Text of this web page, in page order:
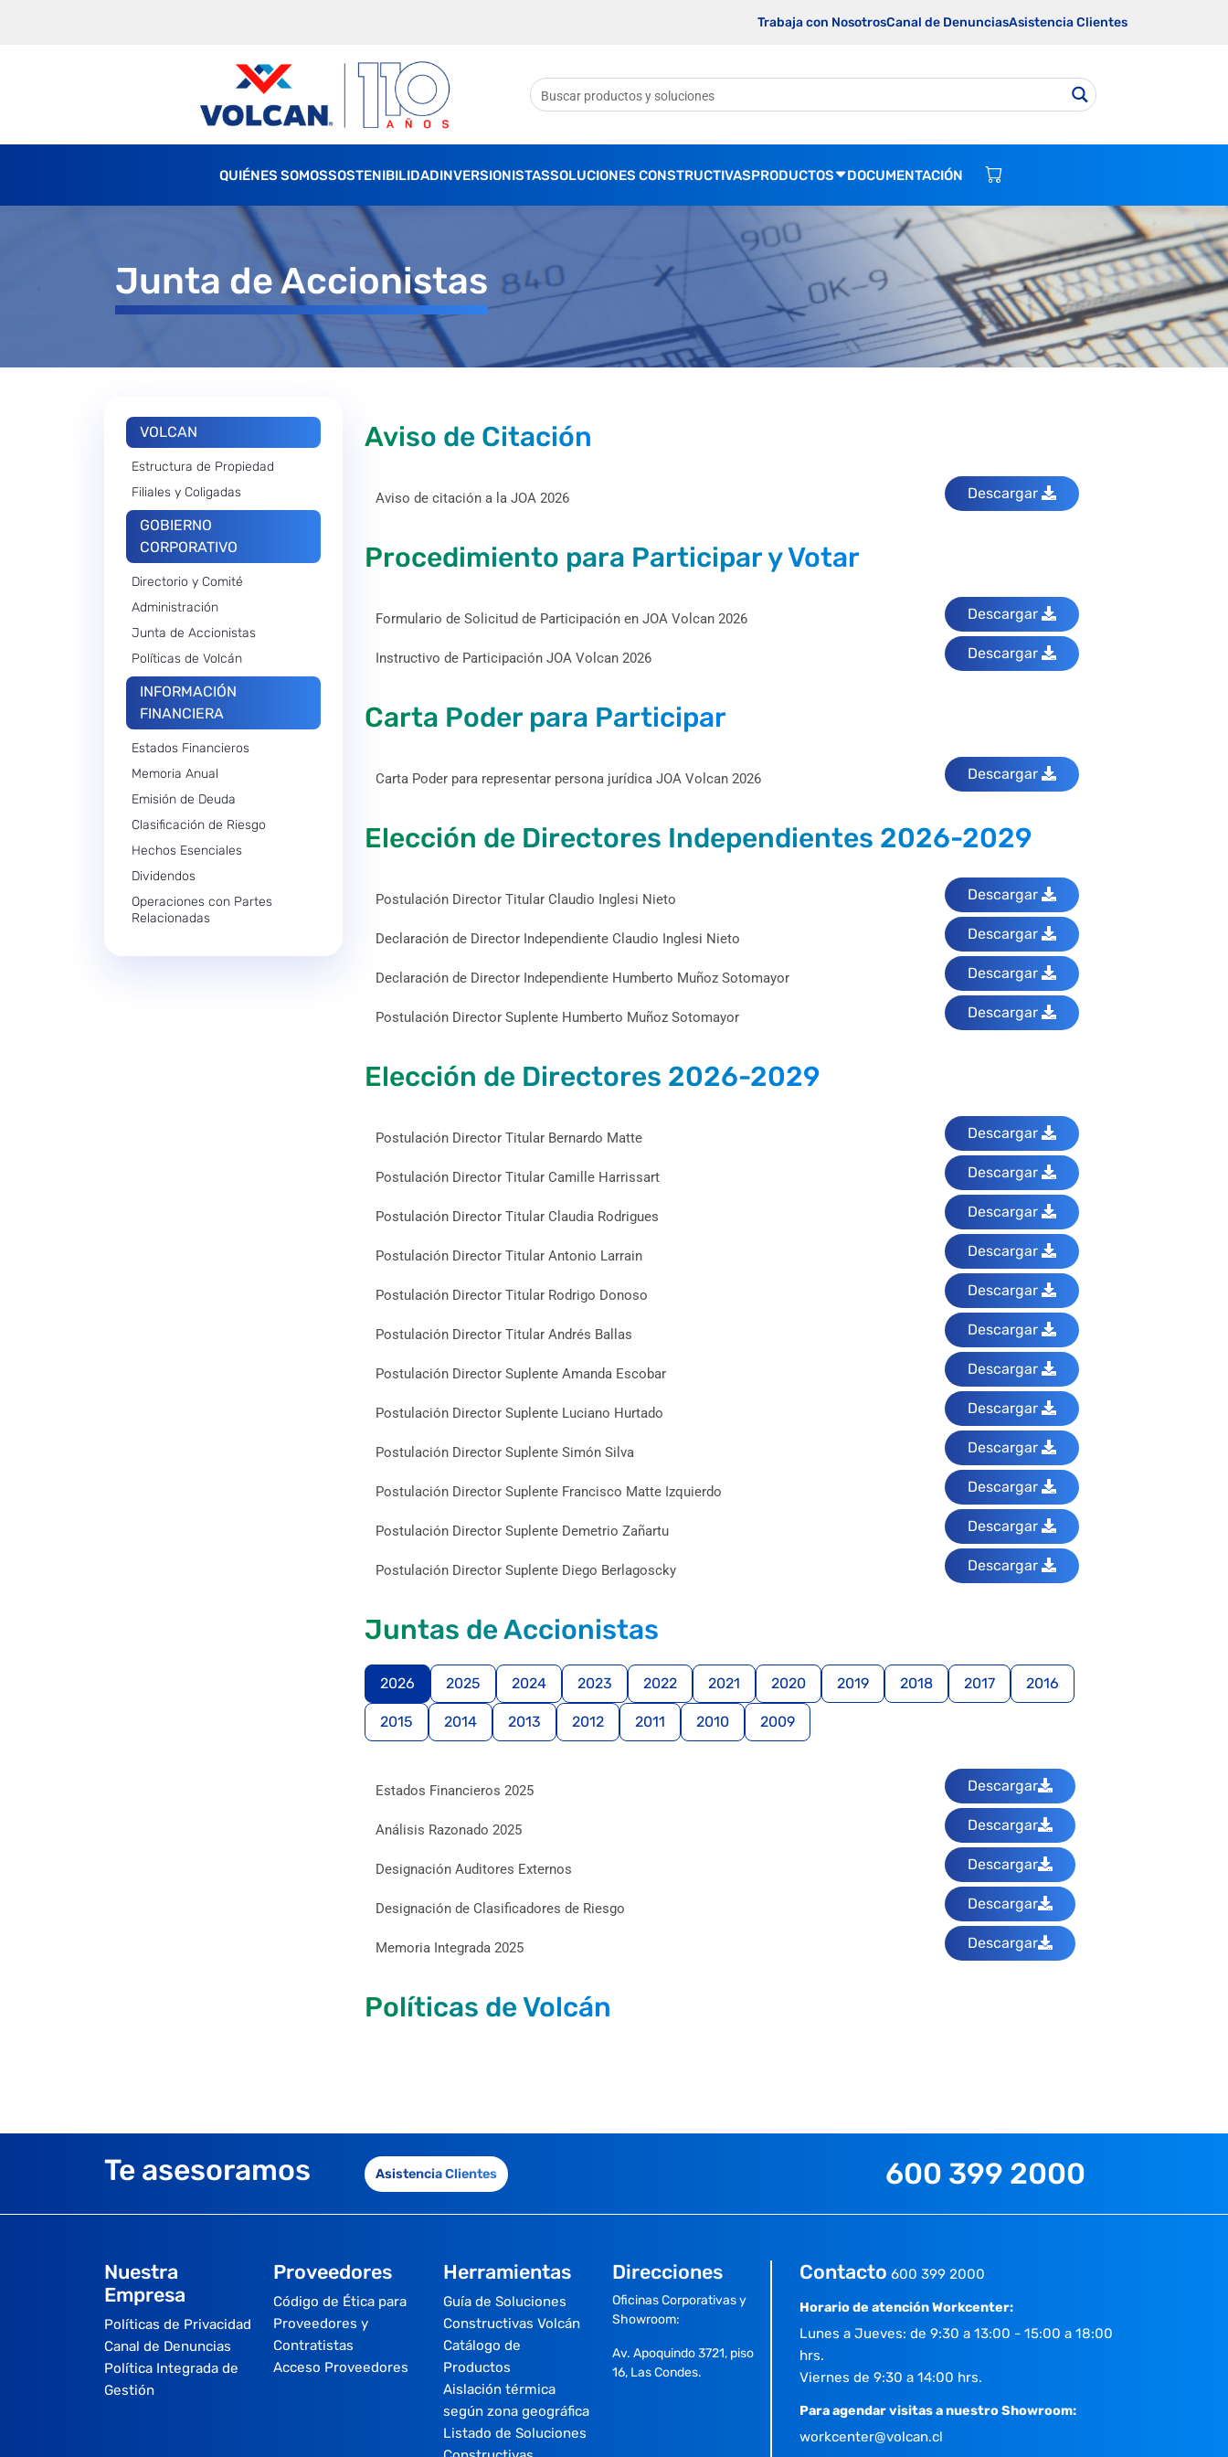
Trabaja con NosotrosCanal de DenunciasAsistencia Clientes
QUIÉNES SOMOSSOSTENIBILIDADINVERSIONISTASSOLUCIONES CONSTRUCTIVASPRODUCTOS DOCUMENTACIÓN
Junta de Accionistas
VOLCAN
Estructura de Propiedad
Filiales y Coligadas
GOBIERNO
CORPORATIVO
Directorio y Comité
Administración
Junta de Accionistas
Políticas de Volcán
INFORMACIÓN
FINANCIERA
Estados Financieros
Memoria Anual
Emisión de Deuda
Clasificación de Riesgo
Hechos Esenciales
Dividendos
Operaciones con Partes
Relacionadas
Aviso de Citación
Aviso de citación a la JOA 2026 Descargar
Procedimiento para Participar y Votar
Formulario de Solicitud de Participación en JOA Volcan 2026 Descargar
Instructivo de Participación JOA Volcan 2026 Descargar
Carta Poder para Participar
Carta Poder para representar persona jurídica JOA Volcan 2026 Descargar
Elección de Directores Independientes 2026-2029
Postulación Director Titular Claudio Inglesi Nieto Descargar
Declaración de Director Independiente Claudio Inglesi Nieto Descargar
Declaración de Director Independiente Humberto Muñoz Sotomayor Descargar
Postulación Director Suplente Humberto Muñoz Sotomayor Descargar
Elección de Directores 2026-2029
Postulación Director Titular Bernardo Matte Descargar
Postulación Director Titular Camille Harrissart Descargar
Postulación Director Titular Claudia Rodrigues Descargar
Postulación Director Titular Antonio Larrain Descargar
Postulación Director Titular Rodrigo Donoso Descargar
Postulación Director Titular Andrés Ballas Descargar
Postulación Director Suplente Amanda Escobar Descargar
Postulación Director Suplente Luciano Hurtado Descargar
Postulación Director Suplente Simón Silva Descargar
Postulación Director Suplente Francisco Matte Izquierdo Descargar
Postulación Director Suplente Demetrio Zañartu Descargar
Postulación Director Suplente Diego Berlagoscky Descargar
Juntas de Accionistas
2026 2025 2024 2023 2022 2021 2020 2019 2018 2017 2016
2015 2014 2013 2012 2011 2010 2009
Estados Financieros 2025 Descargar
Análisis Razonado 2025 Descargar
Designación Auditores Externos Descargar
Designación de Clasificadores de Riesgo Descargar
Memoria Integrada 2025 Descargar
Políticas de Volcán
Te asesoramos Asistencia Clientes 600 399 2000
Nuestra
Empresa
Políticas de Privacidad
Canal de Denuncias
Política Integrada de
Gestión
Proveedores
Código de Ética para
Proveedores y
Contratistas
Acceso Proveedores
Herramientas
Guía de Soluciones
Constructivas Volcán
Catálogo de
Productos
Aislación térmica
según zona geográfica
Listado de Soluciones
Direcciones
Oficinas Corporativas y
Showroom:
Av. Apoquindo 3721, piso
16, Las Condes.
Contacto 600 399 2000
Horario de atención Workcenter:
Lunes a Jueves: de 9:30 a 13:00 - 15:00 a 18:00
hrs.
Viernes de 9:30 a 14:00 hrs.
Para agendar visitas a nuestro Showroom:
workcenter@volcan.cl